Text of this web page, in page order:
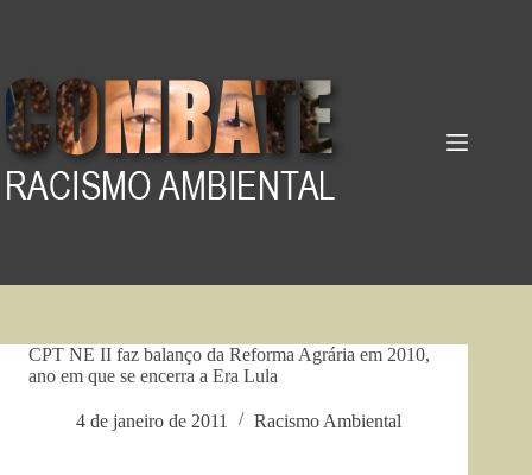
CPT NE II faz balanço da Reforma Agrária em 2010,
ano em que se encerra a Era Lula
4 de janeiro de 2011 Racismo Ambiental